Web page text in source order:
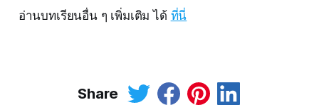
อ่านบทเรียนอื่น ๆ เพิ่มเติม ได้ ที่นี่
Share